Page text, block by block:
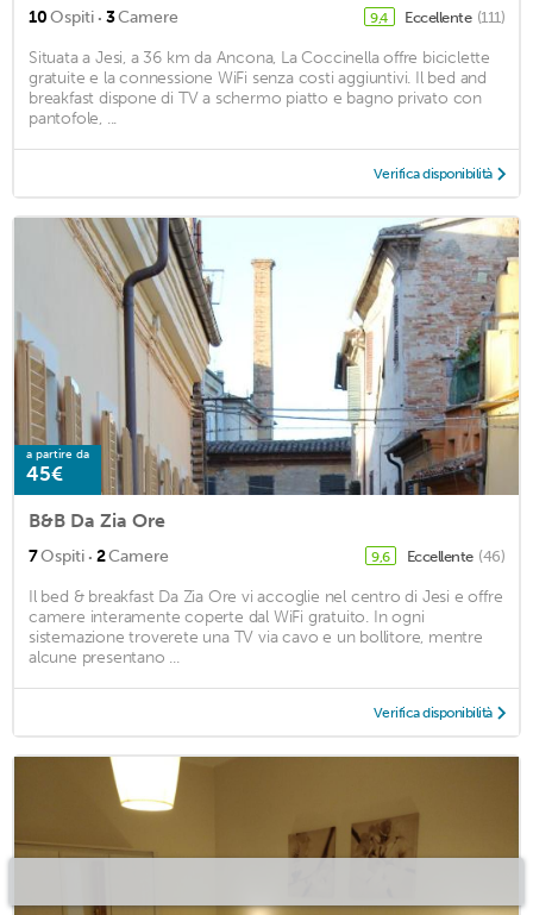
10Ospiti · 3Camere 9,4 Eccellente (111)
Situata a Jesi, a 36 km da Ancona, La Coccinella offre biciclette
gratuite e la connessione WiFi senza costi aggiuntivi. Il bed and
breakfast dispone di TV a schermo piatto e bagno privato con
pantofole, ...
Verifica disponibilità
a partire da
45€
B&B Da Zia Ore
7Ospiti · 2Camere 9,6 Eccellente (46)
Il bed & breakfast Da Zia Ore vi accoglie nel centro di Jesi e offre
camere interamente coperte dal WiFi gratuito. In ogni
sistemazione troverete una TV via cavo e un bollitore, mentre
alcune presentano ...
Verifica disponibilità